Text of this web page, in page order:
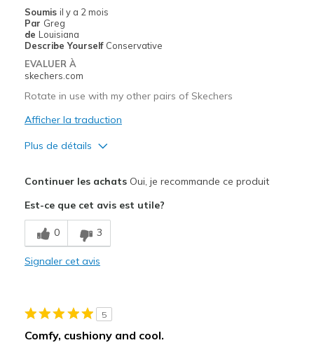
Les meilleures utilisations
Casual Wear
Width
Sizing
View On Shoes
I'm Into Shoes
Soumis il y a 2 mois
Par Greg
de Louisiana
Describe Yourself Conservative
EVALUER À
skechers.com
Rotate in use with my other pairs of Skechers
Afficher la traduction
Plus de détails
Durable
Stylish
Casual Wear
Continuer les achatsOui, je recommande ce produit
Est-ce que cet avis est utile?
0 3
Signaler cet avis
5
Comfy, cushiony and cool.